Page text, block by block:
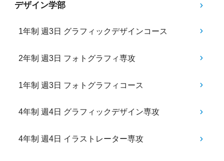
デザイン学部
1年制 週3日 グラフィックデザインコース
2年制 週3日 フォトグラフィ専攻
1年制 週3日 フォトグラフィコース
4年制 週4日 グラフィックデザイン専攻
4年制 週4日 イラストレーター専攻